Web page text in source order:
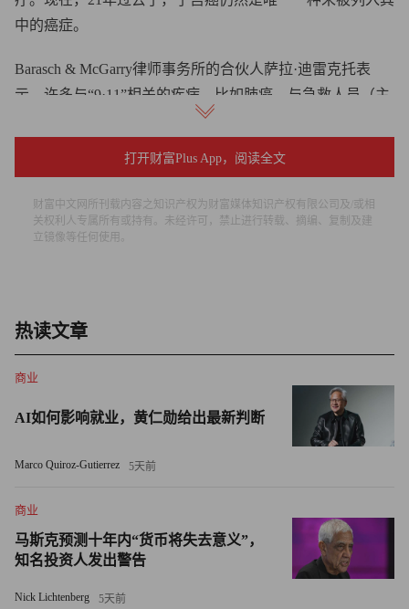
中的癌症。
Barasch & McGarry律师事务所的合伙人萨拉·迪雷克托表
示，许多与“9·11”相关的疾病，比如肺癌，与急救人员（主
要是男性）身上的疾病相对应。迪雷克托代表着数千名
响尤为严重。但是，关于归零地附近有多少“9·11”急救人员
和工作人员被诊断出患有子宫癌的研究尚不明确，这使得将
能够获得免费治疗和医疗救助资源。
2022年5月10日，《联邦公报》（Federal Register）公布了将
“世贸中心健康计划的指导性规则建议将包括子宫内膜癌在
内的所有类型的子宫癌都添加到列表中，这样就可以为被证
支持者们正焦急得等待着该规则的批准。今年8月，新泽西
州众议员米基·谢里尔和纽约州众议员卡罗琳·马洛尼写了一
封催促信，敦促“迅速作出决定”。
打开财富Plus App，阅读全文
财富中文网所刊载内容之知识产权为财富媒体知识产权有限公司及/或相
关权利人专属所有或持有。未经许可，禁止进行转载、摘编、复制及建
立镜像等任何使用。
热读文章
商业
AI如何影响就业，黄仁勋给出最新判断
Marco Quiroz-Gutierrez 5天前
商业
马斯克预测十年内“货币将失去意义”，
知名投资人发出警告
Nick Lichtenberg 5天前